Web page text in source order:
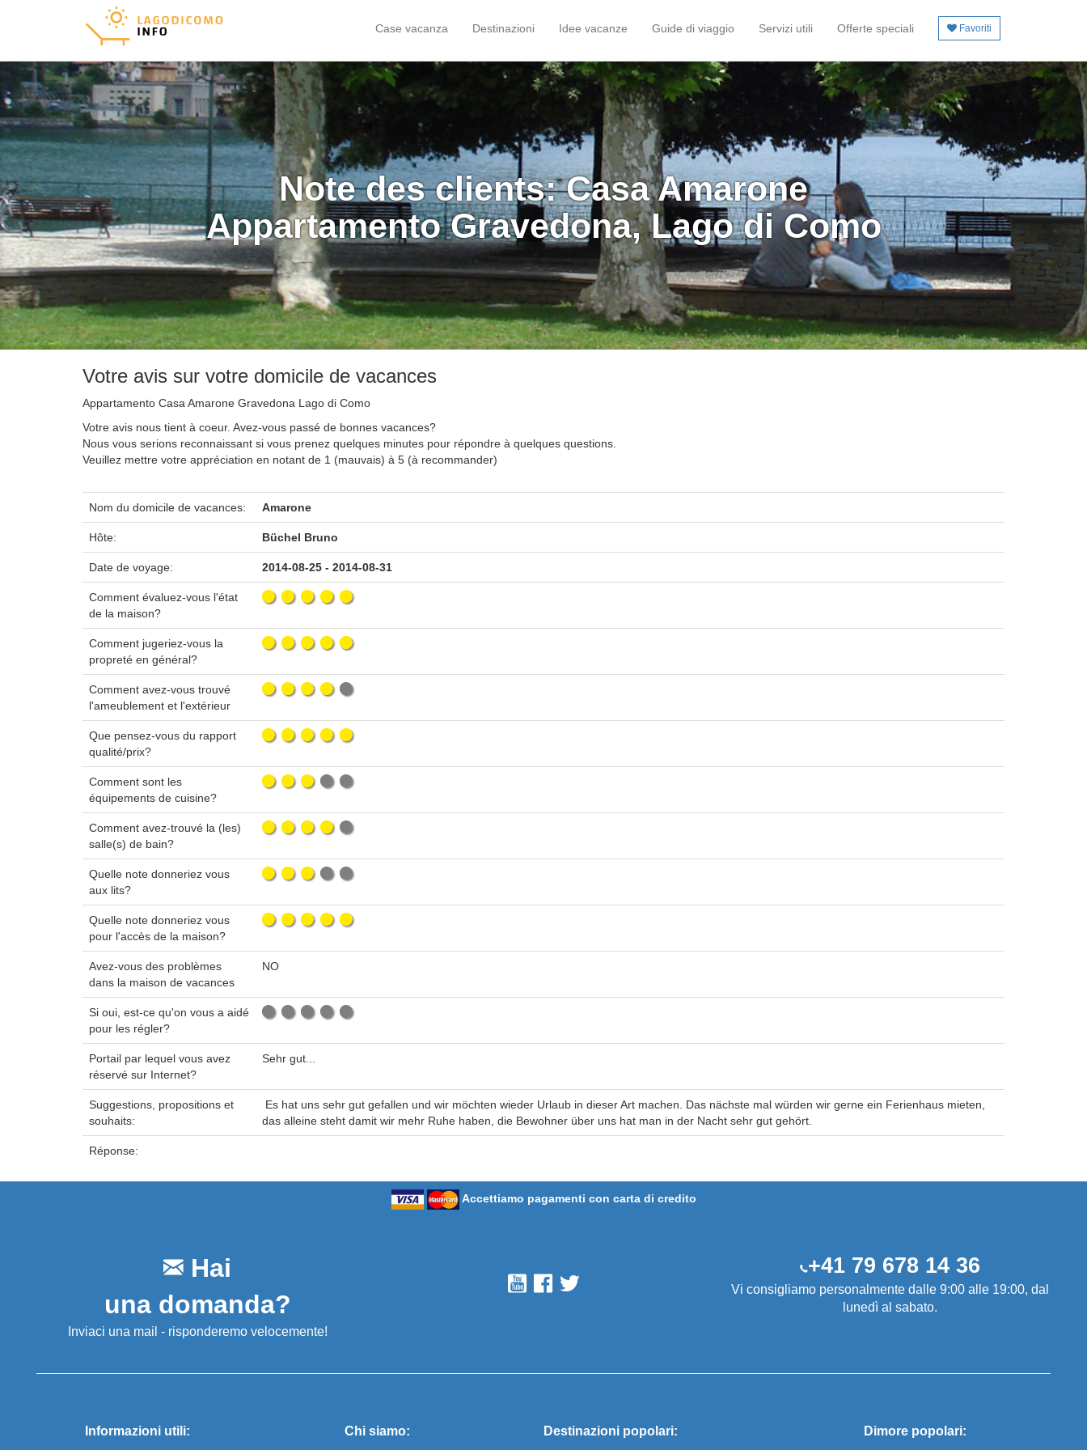
Case vacanza Destinazioni Idee vacanze Guide di viaggio Servizi utili Offerte speciali Favoriti
Note des clients: Casa Amarone
Appartamento Gravedona, Lago di Como
Votre avis sur votre domicile de vacances
Appartamento Casa Amarone Gravedona Lago di Como
Votre avis nous tient à coeur. Avez-vous passé de bonnes vacances?
Nous vous serions reconnaissant si vous prenez quelques minutes pour répondre à quelques questions.
Veuillez mettre votre appréciation en notant de 1 (mauvais) à 5 (à recommander)
Nom du domicile de vacances: Amarone
Hôte: Büchel Bruno
Date de voyage: 2014-08-25 - 2014-08-31
Comment évaluez-vous l'état
de la maison?
Comment jugeriez-vous la
propreté en général?
Comment avez-vous trouvé
l'ameublement et l'extérieur
Que pensez-vous du rapport
qualité/prix?
Comment sont les
équipements de cuisine?
Comment avez-trouvé la (les)
salle(s) de bain?
Quelle note donneriez vous
aux lits?
Quelle note donneriez vous
pour l'accès de la maison?
Avez-vous des problèmes
dans la maison de vacances
NO
Si oui, est-ce qu'on vous a aidé
pour les régler?
Portail par lequel vous avez
réservé sur Internet?
Sehr gut...
Suggestions, propositions et
souhaits:
Es hat uns sehr gut gefallen und wir möchten wieder Urlaub in dieser Art machen. Das nächste mal würden wir gerne ein Ferienhaus mieten,
das alleine steht damit wir mehr Ruhe haben, die Bewohner über uns hat man in der Nacht sehr gut gehört.
Réponse:
Accettiamo pagamenti con carta di credito
Hai
una domanda?
Inviaci una mail - risponderemo velocemente!
+41 79 678 14 36
Vi consigliamo personalmente dalle 9:00 alle 19:00, dal
lunedì al sabato.
Informazioni utili: Chi siamo: Destinazioni popolari: Dimore popolari: